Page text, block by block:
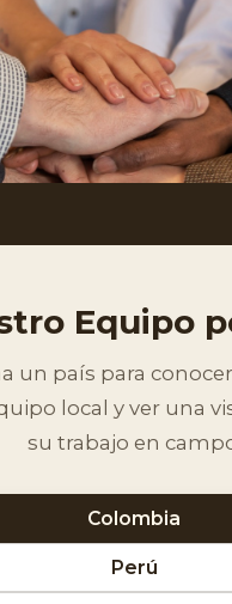
Equipo
un país para
local y ver una
su trabajo en
Colombia
Perú